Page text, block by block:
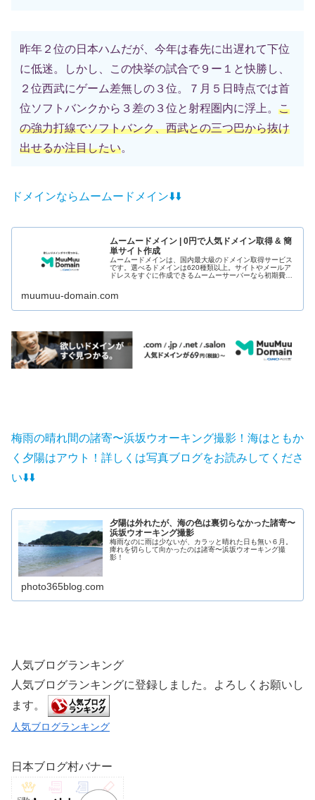
昨年２位の日本ハムだが、今年は春先に出遅れて下位
に低迷。しかし、この快挙の試合で９ー１と快勝し、
２位西武にゲーム差無しの３位。７月５日時点では首
位ソフトバンクから３差の３位と射程圏内に浮上。 こ
の強力打線でソフトバンク、西武との三つ巴から抜け
出せるか注目したい。
ドメインならムームードメイン⬇️⬇️
ムームードメイン | 0円で人気ドメイン取得 & 簡
単サイト作成
ムームードメインは、国内最大級のドメイン取得サービス
です。選べるドメインは620種類以上。サイトやメールア
ドレスをすぐに作成できるムームーサーバーなら初期費用
muumuu-domain.com
梅雨の晴れ間の諸寄〜浜坂ウオーキング撮影！海はともか
く夕陽はアウト！詳しくは写真ブログをお読みしてくださ
い⬇️⬇️
夕陽は外れたが、海の色は裏切らなかった諸寄〜
浜坂ウオーキング撮影
梅雨なのに雨は少ないが、カラッと晴れた日も無い６月。
痺れを切らして向かったのは諸寄〜浜坂ウオーキング撮
影！
photo365blog.com
人気ブログランキング
人気ブログランキングに登録しました。よろしくお願いし
ます。
人気ブログランキング
日本ブログ村バナー